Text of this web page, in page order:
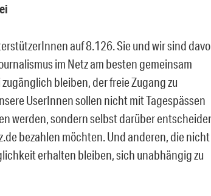
auf 8.126. Sie und wir sind
im Netz am besten gemeinsam
bleiben, der freie Zugang zu
UserInnen sollen nicht mit Tagespässen
werden, sondern selbst darüber
bezahlen möchten. Und anderen, die nicht
erhalten bleiben, sich unabhängig zu